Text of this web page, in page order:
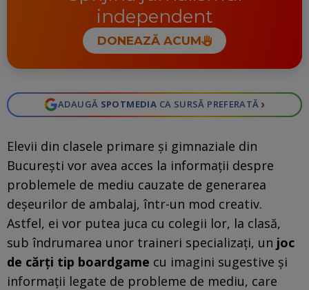
independent
DONEAZĂ ACUM
ADAUGĂ SPOTMEDIA CA SURSĂ PREFERATĂ ›
Elevii din clasele primare și gimnaziale din
București vor avea acces la informații despre
problemele de mediu cauzate de generarea
deșeurilor de ambalaj, într-un mod creativ.
Astfel, ei vor putea juca cu colegii lor, la clasă,
sub îndrumarea unor traineri specializați, un joc
de cărți tip boardgame cu imagini sugestive și
informații legate de probleme de mediu, care